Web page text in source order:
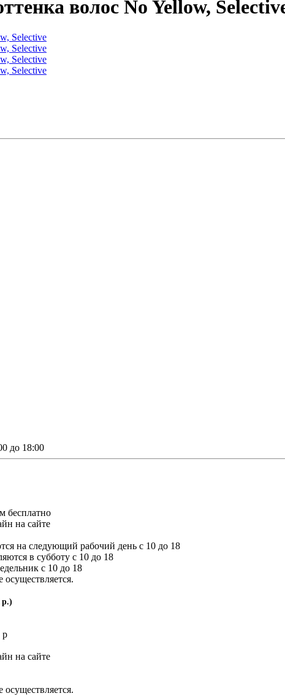
волос No Yellow,
до 18:00
бесплатно
на сайте
на следующий рабочий день с 10 до 18
в субботу с 10 до 18
с 10 до 18
р.)
р
на сайте